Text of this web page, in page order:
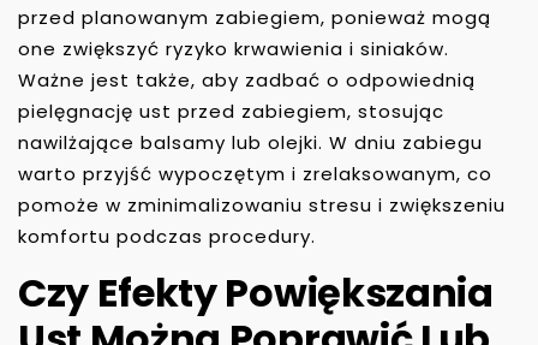
przed planowanym zabiegiem, ponieważ mogą
one zwiększyć ryzyko krwawienia i siniaków.
Ważne jest także, aby zadbać o odpowiednią
pielęgnację ust przed zabiegiem, stosując
nawilżające balsamy lub olejki. W dniu zabiegu
warto przyjść wypoczętym i zrelaksowanym, co
pomoże w zminimalizowaniu stresu i zwiększeniu
komfortu podczas procedury.
Czy Efekty Powiększania